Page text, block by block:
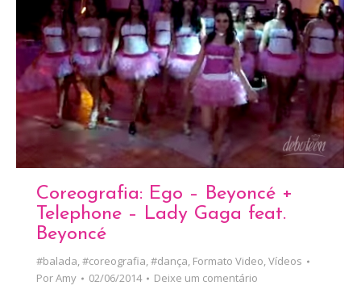
Coreografia: Ego – Beyoncé +
Telephone – Lady Gaga feat.
Beyoncé
#balada,#coreografia,#dança, Formato Video,Vídeos
PorAmy 02/06/2014 Deixe um comentário